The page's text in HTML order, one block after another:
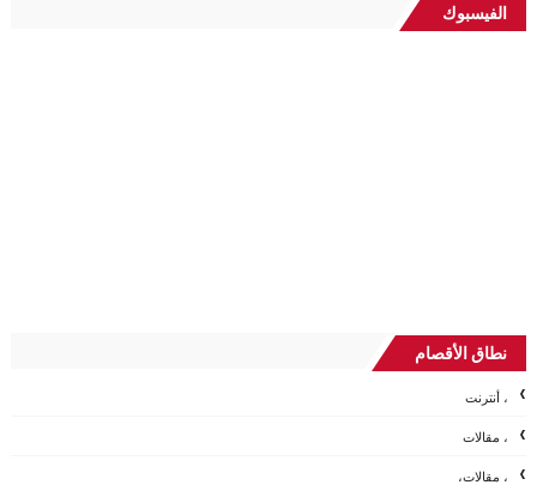
الفيسبوك
نطاق الأقصام
، أنترنت
، مقالات
، مقالات،